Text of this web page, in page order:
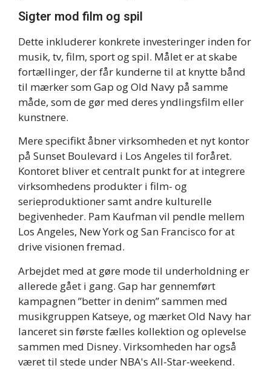
Sigter mod film og spil
Dette inkluderer konkrete investeringer inden for
musik, tv, film, sport og spil. Målet er at skabe
fortællinger, der får kunderne til at knytte bånd
til mærker som Gap og Old Navy på samme
måde, som de gør med deres yndlingsfilm eller
kunstnere.
Mere specifikt åbner virksomheden et nyt kontor
på Sunset Boulevard i Los Angeles til foråret.
Kontoret bliver et centralt punkt for at integrere
virksomhedens produkter i film- og
serieproduktioner samt andre kulturelle
begivenheder. Pam Kaufman vil pendle mellem
Los Angeles, New York og San Francisco for at
drive visionen fremad.
Arbejdet med at gøre mode til underholdning er
allerede gået i gang. Gap har gennemført
kampagnen ”better in denim” sammen med
musikgruppen Katseye, og mærket Old Navy har
lanceret sin første fælles kollektion og oplevelse
sammen med Disney. Virksomheden har også
været til stede under NBA's All-Star-weekend.